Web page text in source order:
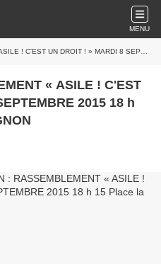
MENU
! » MARDI 8 SEPTEMBRE 2015 18 h 15 Place la Mairie - AVIGNON
« ASILE ! C'EST
2015 18 h